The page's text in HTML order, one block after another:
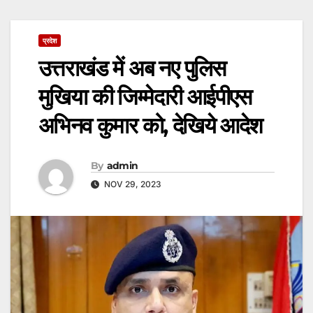
प्रदेश
उत्तराखंड में अब नए पुलिस
मुखिया की जिम्मेदारी आईपीएस
अभिनव कुमार को, देखिये आदेश
By admin
NOV 29, 2023